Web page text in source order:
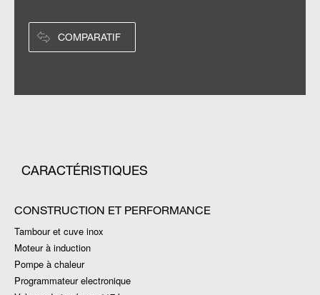
COMPARATIF
CARACTÉRISTIQUES
CONSTRUCTION ET PERFORMANCE
Tambour et cuve inox
Moteur à induction
Pompe à chaleur
Programmateur electronique